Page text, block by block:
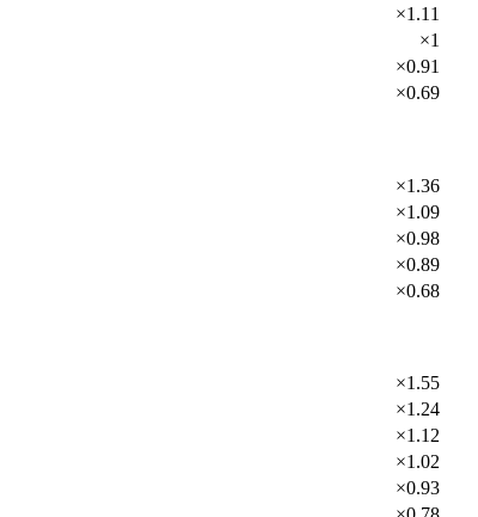
×1.11
×1
×0.91
×0.69
×1.36
×1.09
×0.98
×0.89
×0.68
×1.55
×1.24
×1.12
×1.02
×0.93